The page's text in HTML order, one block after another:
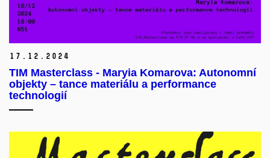
17. 12. 2024
TIM Masterclass - Maryia Komarova: Autonomní
objekty – tance materiálu a performance
technologií